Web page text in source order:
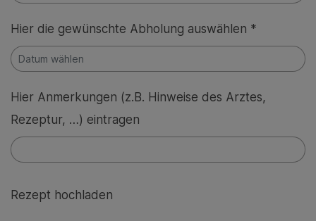
Hier die gewünschte Abholung auswählen *
Hier Anmerkungen (z.B. Hinweise des Arztes,
Rezeptur, …) eintragen
Rezept hochladen